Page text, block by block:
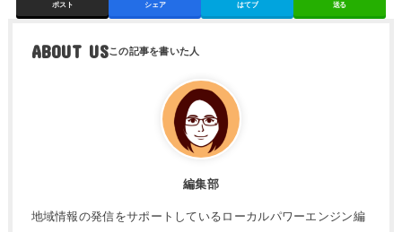
ポスト シェア はてブ 送る
ABOUT US
編集部
地域情報の発信をサポートしているローカルパワーエンジン編